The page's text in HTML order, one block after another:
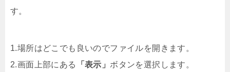
す。
1.場所はどこでも良いのでファイルを開きます。
2.画面上部にある
「表示」 ボタンを選択します。